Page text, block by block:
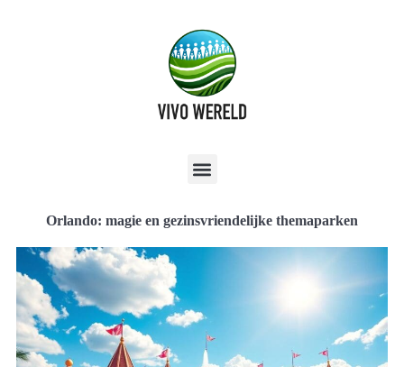
Orlando: magie en gezinsvriendelijke themaparken